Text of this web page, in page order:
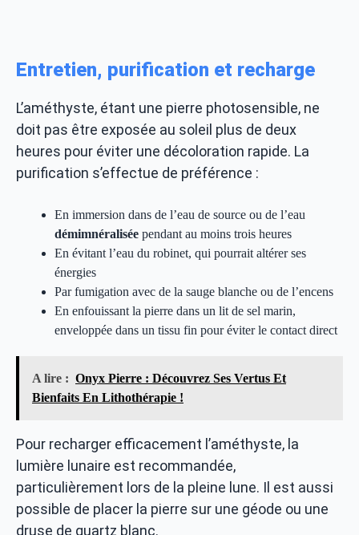
Entretien, purification et recharge
L’améthyste, étant une pierre photosensible, ne
doit pas être exposée au soleil plus de deux
heures pour éviter une décoloration rapide. La
purification s’effectue de préférence :
En immersion dans de l’eau de source ou de l’eau
démimnéralisée pendant au moins trois heures
En évitant l’eau du robinet, qui pourrait altérer ses
énergies
Par fumigation avec de la sauge blanche ou de l’encens
En enfouissant la pierre dans un lit de sel marin,
enveloppée dans un tissu fin pour éviter le contact direct
A lire : Onyx Pierre : Découvrez Ses Vertus Et
Bienfaits En Lithothérapie !
Pour recharger efficacement l’améthyste, la
lumière lunaire est recommandée,
particulièrement lors de la pleine lune. Il est aussi
possible de placer la pierre sur une géode ou une
druse de quartz blanc.